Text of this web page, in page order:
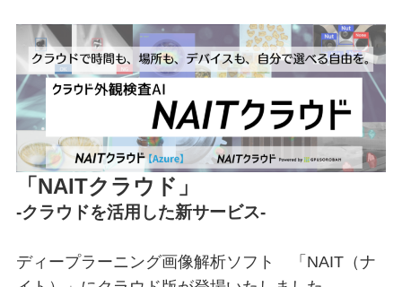
「NAITクラウド」
-クラウドを活用した新サービス-
ディープラーニング画像解析ソフト 「NAIT（ナ